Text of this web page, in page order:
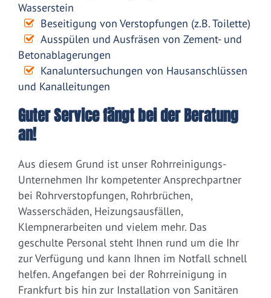
Wasserstein
Beseitigung von Verstopfungen (z.B. Toilette)
Ausspülen und Ausfräsen von Zement- und
Betonablagerungen
Kanaluntersuchungen von Hausanschlüssen
und Kanalleitungen
Guter Service fängt bei der Beratung
an!
Aus diesem Grund ist unser Rohrreinigungs-
Unternehmen Ihr kompetenter Ansprechpartner
bei Rohrverstopfungen, Rohrbrüchen,
Wasserschäden, Heizungsausfällen,
Klempnerarbeiten und vielem mehr. Das
geschulte Personal steht Ihnen rund um die Ihr
zur Verfügung und kann Ihnen im Notfall schnell
helfen. Angefangen bei der Rohrreinigung in
Frankfurt bis hin zur Installation von Sanitären